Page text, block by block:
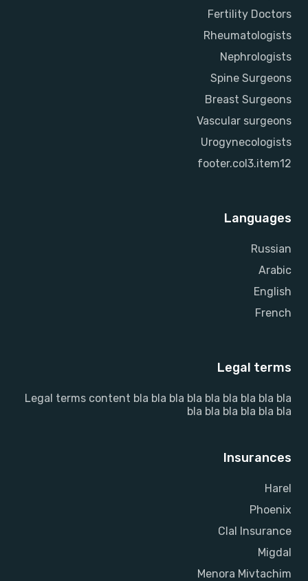
Fertility Doctors
Rheumatologists
Nephrologists
Spine Surgeons
Breast Surgeons
Vascular surgeons
Urogynecologists
footer.col3.item12
Languages
Russian
Arabic
English
French
Legal terms
Legal terms content bla bla bla bla bla bla bla bla bla
bla bla bla bla bla bla
Insurances
Harel
Phoenix
Clal Insurance
Migdal
Menora Mivtachim